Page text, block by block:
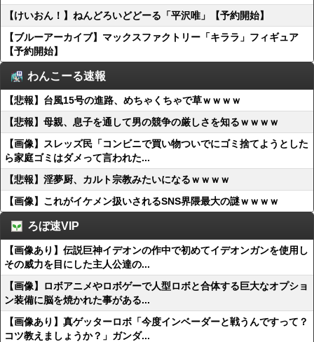
【けいおん！】ねんどろいどどーる「平沢唯」【予約開始】
【ブルーアーカイブ】マックスファクトリー「キララ」フィギュア
【予約開始】
わんこーる速報
【悲報】台風15号の進路、めちゃくちゃで草ｗｗｗｗ
【悲報】母親、息子を通して男の競争の厳しさを知るｗｗｗｗ
【画像】スレッズ民「コンビニで買い物ついでにゴミ捨てようとした
ら家庭ゴミはダメって言われた...
【悲報】淫夢厨、カルト宗教みたいになるｗｗｗｗ
【画像】これがイケメン扱いされるSNS界隈最大の謎ｗｗｗｗ
ろぼ速VIP
【画像あり】伝説巨神イデオンの作中で初めてイデオンガンを使用し
その威力を目にした主人公達の...
【画像】ロボアニメやロボゲーで人型ロボと合体する巨大なオプショ
ン装備に脳を焼かれた事がある...
【画像あり】真ゲッターロボ「今度インベーダーと戦うんですって？
コツ教えましょうか？」ガンダ...